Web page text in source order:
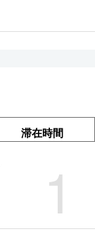
滞在時間
1